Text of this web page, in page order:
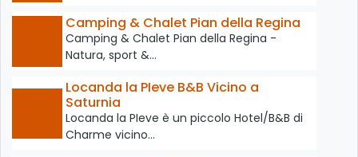
Camping & Chalet Pian della Regina
Camping & Chalet Pian della Regina -
Natura, sport &…
Locanda la PIeve B&B Vicino a
Saturnia
Locanda la PIeve è un piccolo Hotel/B&B di
Charme vicino…